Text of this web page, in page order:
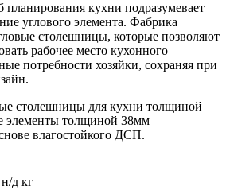
кухни подразумевает
углового элемента. Фабрика
столешницы, которые позволяют
рабочее место кухонного
потребности хозяйки, сохраняя при
столешницы для кухни толщиной
элементы толщиной 38мм
влагостойкого ДСП.
н/д кг